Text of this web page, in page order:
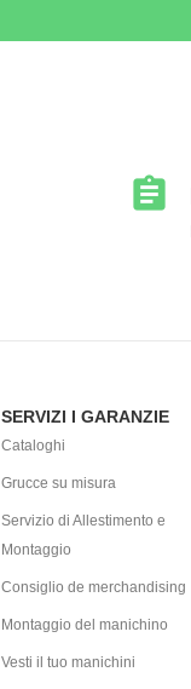
SERVIZI I GARANZIE
Cataloghi
Grucce su misura
Servizio di Allestimento e
Montaggio
Consiglio de merchandising
Montaggio del manichino
Vesti il tuo manichini